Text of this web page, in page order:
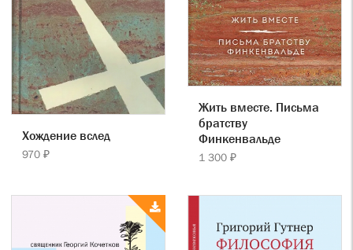
Хождение вслед
970 ₽
Жить вместе. Письма
братству
Финкенвальде
1 300 ₽